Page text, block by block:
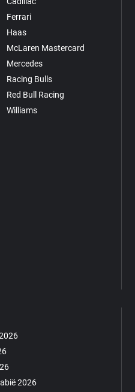
Ferrari
Haas
McLaren Mastercard
Mercedes
Racing Bulls
Red Bull Racing
Williams
2026